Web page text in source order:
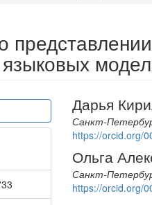
Main
Article
Content
Дарья
Санкт-
https://orcid.org/
Ольга
Санкт-
https://orcid.org/